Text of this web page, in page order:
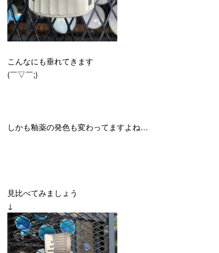
こんなにも垂れてきます
(￣▽￣;)
しかも釉薬の発色も変わってますよね…
見比べてみましょう
↓